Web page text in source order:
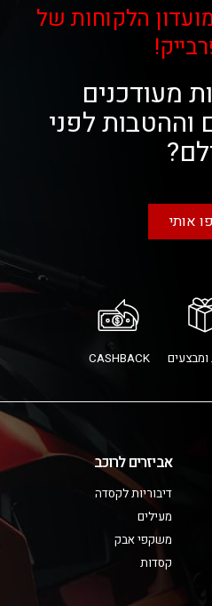
הלקוחות של
מעודכנים
לפני
אותי
CASHBACK
אביזרים לרוכב
דיבוריות לקסדה
מעילים
משקפי אבק
קסדות